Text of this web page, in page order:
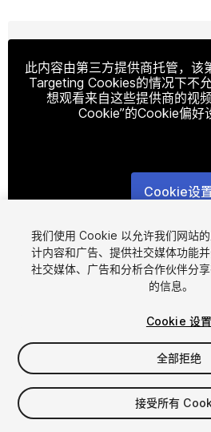
此内容由第三方提供商托管，该
Targeting Cookies的情况下不
想观看来自这些提供商的视
Cookie”的Cookie偏好
Cookie设
1/4
$19.99
增值税将在结算时计算
我们使用 Cookie 以允许我们网站
计内容和广告、提供社交媒体功能
社交媒体、广告和分析合作伙伴分
的信息。
Cookie 设置
全部拒绝
接受所有